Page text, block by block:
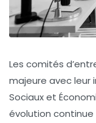
Les comités
majeure avec leur
Sociaux et
évolution